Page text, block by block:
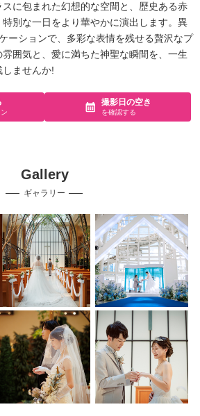
に包まれた幻想的な空間と、歴史ある赤
別な一日をより華やかに演出します。異
ーションで、多彩な表情を残せる贅沢なプ
囲気と、愛に満ちた神聖な瞬間を、一生
ませんか!
撮影日の空き
を確認する
Gallery
ギャラリー